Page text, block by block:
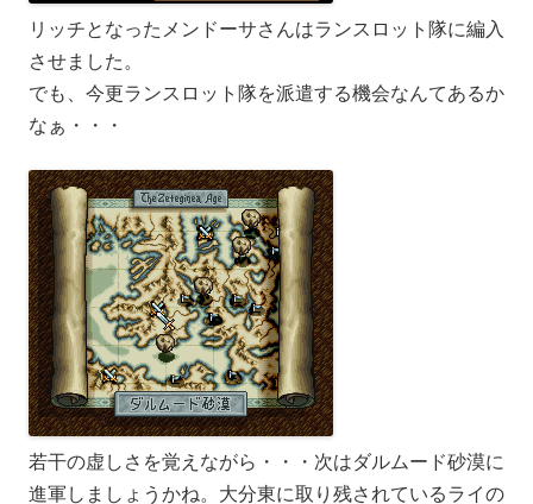
リッチとなったメンドーサさんはランスロット隊に編入
させました。
でも、今更ランスロット隊を派遣する機会なんてあるか
なぁ・・・
若干の虚しさを覚えながら・・・次はダルムード砂漠に
進軍しましょうかね。大分東に取り残されているライの